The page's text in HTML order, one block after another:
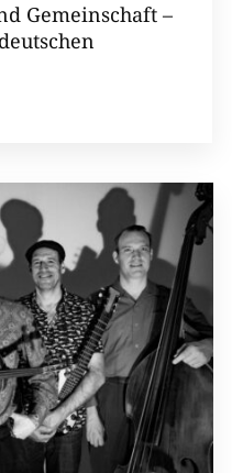
Gemeinschaft –